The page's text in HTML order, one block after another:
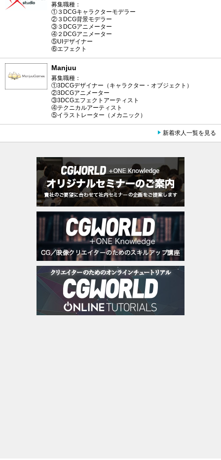
募集職種：
①３DCGキャラクターモデラー
②３DCG背景モデラー
③３DCGアニメーター
④２DCGアニメーター
⑤UIデザイナー
⑥エフェクト
Manjuu
募集職種：
①3DCGデザイナー（キャラクター・オブジェクト）
②3DCGアニメーター
③3DCGエフェクトアーティスト
④テクニカルアーティスト
⑤イラストレーター（メカニック）
新着求人一覧を見る